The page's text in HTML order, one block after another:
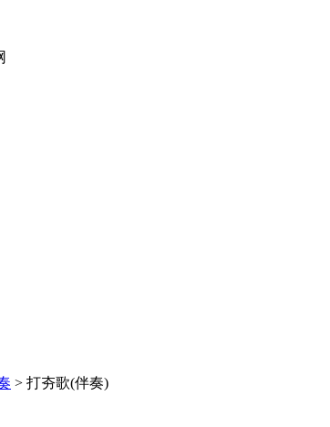
> 打夯歌(伴奏)